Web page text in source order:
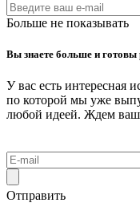
Больше не показывать
Вы знаете больше и готовы
У вас есть интересная
по которой мы уже
любой идеей. Ждем
Отправить